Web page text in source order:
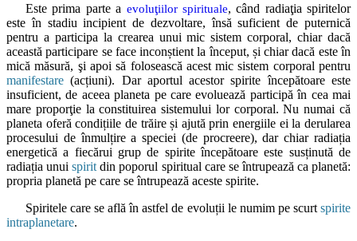
Este prima parte a evoluţiilor spirituale, când radiaţia spiritelor
este în stadiu incipient de dezvoltare, însă suficient de puternică
pentru a participa la crearea unui mic sistem corporal, chiar dacă
această participare se face inconștient la început, și chiar dacă este în
mică măsură, şi apoi să folosească acest mic sistem corporal pentru
manifestare (acțiuni). Dar aportul acestor spirite începătoare este
insuficient, de aceea planeta pe care evoluează participă în cea mai
mare proporţie la constituirea sistemului lor corporal. Nu numai că
planeta oferă condițiile de trăire și ajută prin energiile ei la derularea
procesului de înmulțire a speciei (de procreere), dar chiar radiația
energetică a fiecărui grup de spirite începătoare este susținută de
radiația unuispirit din poporul spiritual care se întrupează ca planetă:
propria planetă pe care se întrupează aceste spirite.
Spiritele care se află în astfel de evoluții le numim pe scurt spirite
intraplanetare.